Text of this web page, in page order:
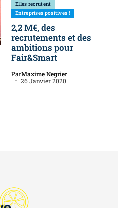
Elles recrutent
Entreprises positives !
2,2 M€, des
recrutements et des
ambitions pour
Fair&Smart
ParMaxime Negrier
26 Janvier 2020